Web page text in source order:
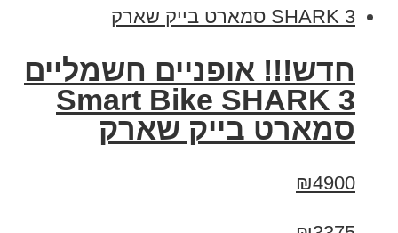
חדש!!! אופניים חשמליים
Smart Bike SHARK 3
סמארט בייק שארק
₪4900